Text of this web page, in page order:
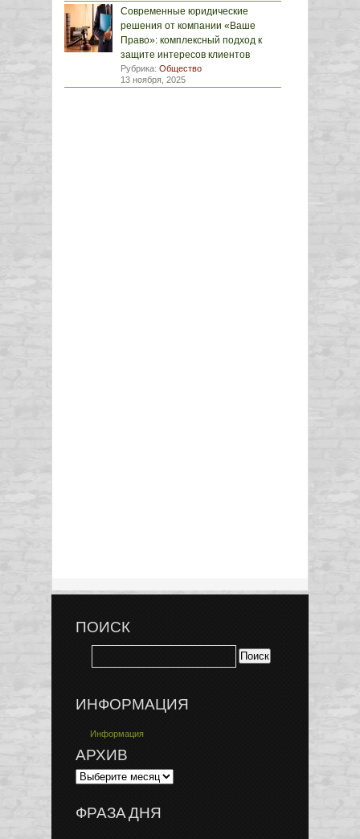
Современные юридические
решения от компании «Ваше
Право»: комплексный подход к
защите интересов клиентов
Рубрика: Общество
13 ноября, 2025
ПОИСК
ИНФОРМАЦИЯ
Информация
АРХИВ
ФРАЗА ДНЯ